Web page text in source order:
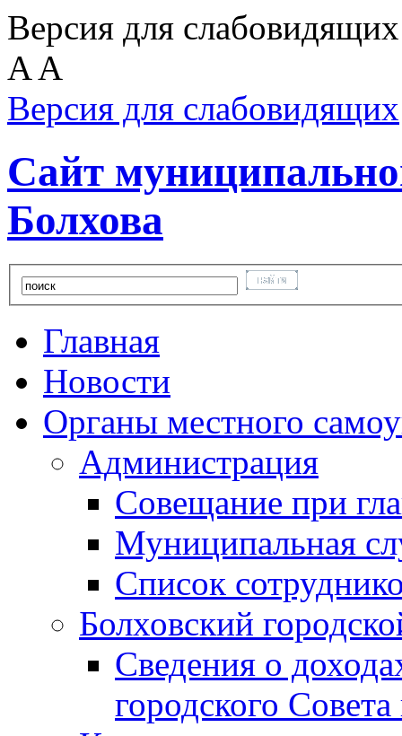
Версия для
A A
Версия для слабовидящих
Сайт
Болхова
Главная
Новости
Органы местного
Администрация
Совещание при
Муниципальная
Список
Болховский
Сведения о
городского